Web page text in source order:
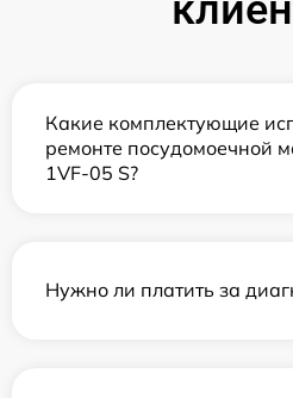
Какие комплектующие
ремонте посудомоечной
1VF-05 S?
Нужно ли платить за